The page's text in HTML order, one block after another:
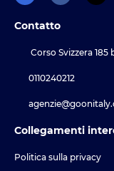
Contatto
Corso Svizzera 185
0110240212
Collegamenti
Politica sulla privacy